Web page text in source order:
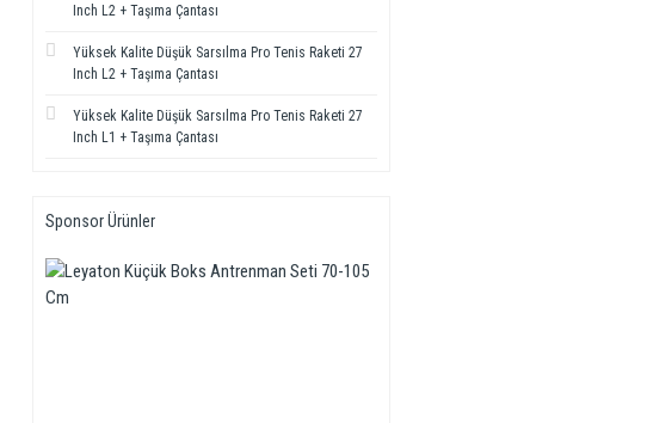
Inch L2 + Taşıma Çantası
Yüksek Kalite Düşük Sarsılma Pro Tenis Raketi 27
Inch L2 + Taşıma Çantası
Yüksek Kalite Düşük Sarsılma Pro Tenis Raketi 27
Inch L1 + Taşıma Çantası
Sponsor Ürünler